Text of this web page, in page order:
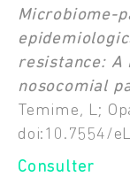
Microbiome-
resistance: A
nosocomial
Temime, L;
doi:10.7554/
Consulter